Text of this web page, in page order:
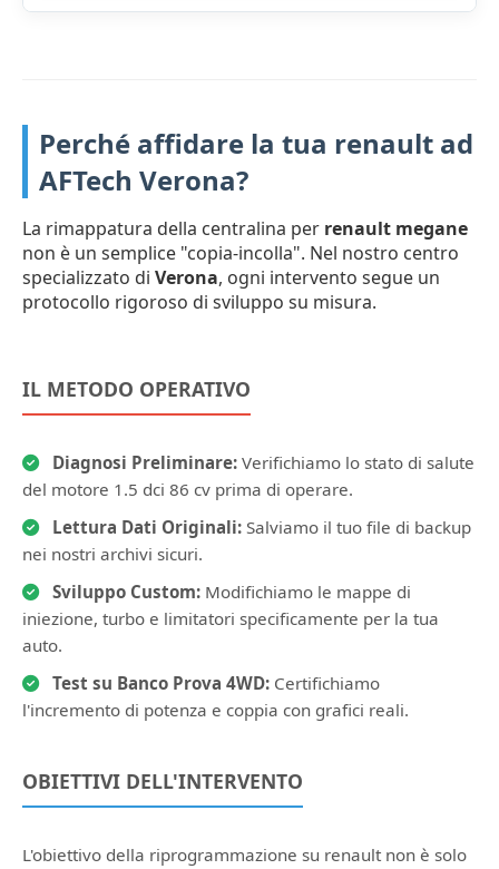
Perché affidare la tua renault ad
AFTech Verona?
La rimappatura della centralina per renault megane
non è un semplice "copia-incolla". Nel nostro centro
specializzato di Verona, ogni intervento segue un
protocollo rigoroso di sviluppo su misura.
IL METODO OPERATIVO
Diagnosi Preliminare: Verifichiamo lo stato di salute
del motore 1.5 dci 86 cv prima di operare.
Lettura Dati Originali: Salviamo il tuo file di backup
nei nostri archivi sicuri.
Sviluppo Custom: Modifichiamo le mappe di
iniezione, turbo e limitatori specificamente per la tua
auto.
Test su Banco Prova 4WD: Certifichiamo
l'incremento di potenza e coppia con grafici reali.
OBIETTIVI DELL'INTERVENTO
L'obiettivo della riprogrammazione su renault non è solo